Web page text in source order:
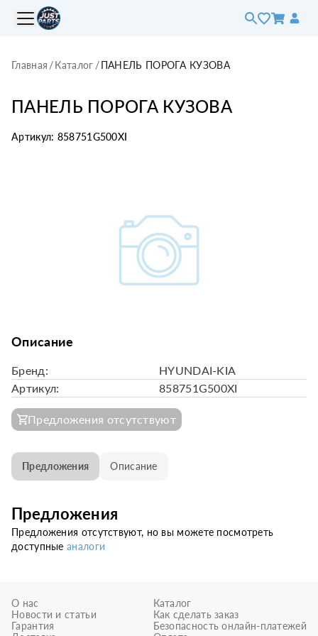
Главная /Каталог /ПАНЕЛЬ ПОРОГА КУЗОВА
ПАНЕЛЬ ПОРОГА КУЗОВА
Артикул: 858751G500XI
Описание
Бренд:
HYUNDAI-KIA
Артикул:
858751G500XI
Предложения отсутствуют
Предложения Описание
Предложения
Предложения отсутствуют, но вы можете посмотреть
доступныеаналоги
О нас
Новости и статьи
Гарантия
Каталог
Как сделать заказ
Безопасность онлайн-платежей